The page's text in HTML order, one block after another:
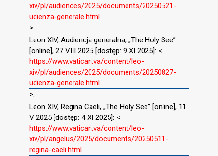
xiv/pl/audiences/2025/documents/20250521-
udienza-generale.html
>.
Leon XIV, Audiencja generalna, „The Holy See”
[online], 27 VIII 2025 [dostęp: 9 XI 2025]: <
https://www.vatican.va/content/leo-
xiv/pl/audiences/2025/documents/20250827-
udienza-generale.html
>.
Leon XIV, Regina Caeli, „The Holy See” [online], 11
V 2025 [dostęp: 4 XI 2025]: <
https://www.vatican.va/content/leo-
xiv/pl/angelus/2025/documents/20250511-
regina-caeli.html